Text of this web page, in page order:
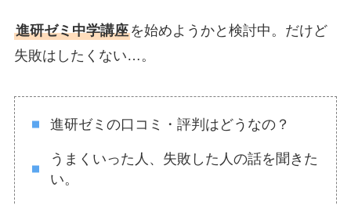
進研ゼミ中学講座を始めようかと検討中。だけど
失敗はしたくない…。
進研ゼミの口コミ・評判はどうなの？
うまくいった人、失敗した人の話を聞きた
い。